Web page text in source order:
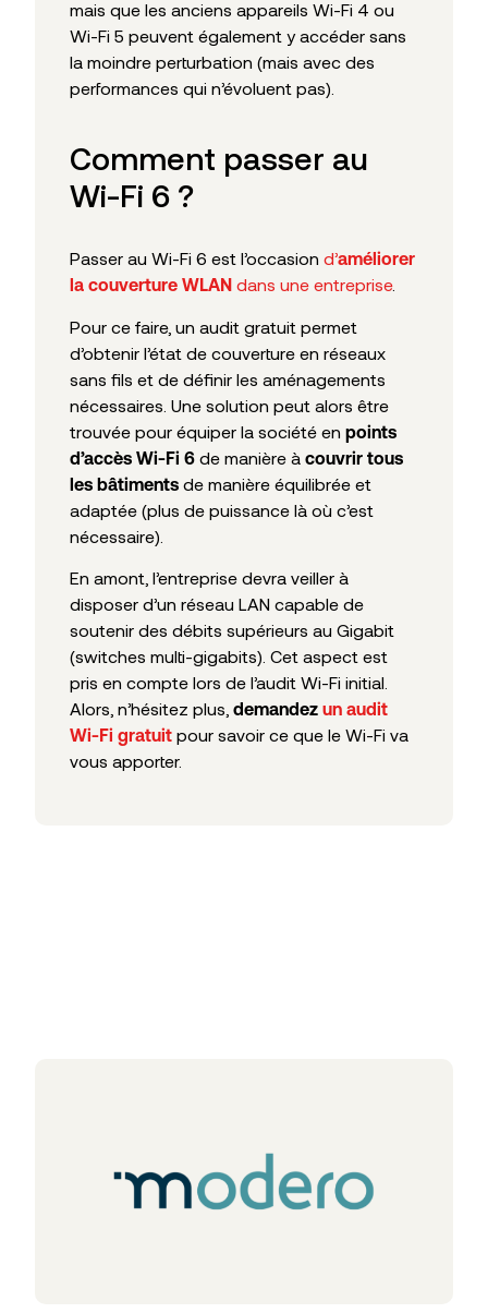
mais que les anciens appareils Wi-Fi 4 ou
Wi-Fi 5 peuvent également y accéder sans
la moindre perturbation (mais avec des
performances qui n’évoluent pas).
Comment passer au
Wi-Fi 6 ?
Passer au Wi-Fi 6 est l’occasion d’améliorer
la couverture WLAN dans une entreprise.
Pour ce faire, un audit gratuit permet
d’obtenir l’état de couverture en réseaux
sans fils et de définir les aménagements
nécessaires. Une solution peut alors être
trouvée pour équiper la société en points
d’accès Wi-Fi 6 de manière à couvrir tous
les bâtiments de manière équilibrée et
adaptée (plus de puissance là où c’est
nécessaire).
En amont, l’entreprise devra veiller à
disposer d’un réseau LAN capable de
soutenir des débits supérieurs au Gigabit
(switches multi-gigabits). Cet aspect est
pris en compte lors de l’audit Wi-Fi initial.
Alors, n’hésitez plus, demandez un audit
Wi-Fi gratuit pour savoir ce que le Wi-Fi va
vous apporter.